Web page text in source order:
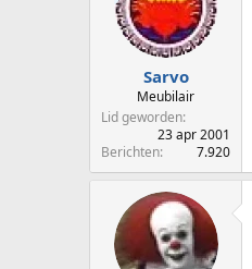
Sarvo
Meubilair
Lid geworden
23 apr 2001
Berichten
7.920